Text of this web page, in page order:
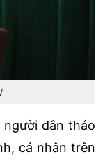
dân tháo
cá nhân trên